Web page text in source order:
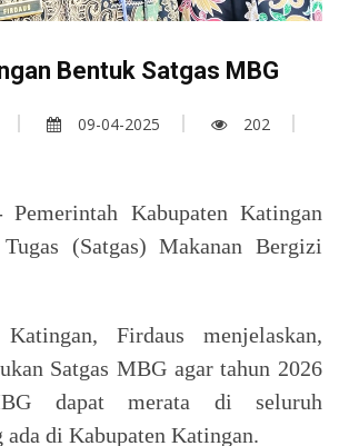
Bentuk Satgas MBG
09-04-2025
202
Pemerintah Kabupaten Katingan
(Satgas) Makanan Bergizi
Firdaus menjelaskan,
Satgas MBG agar tahun 2026
dapat merata di seluruh
ada di Kabupaten Katingan.